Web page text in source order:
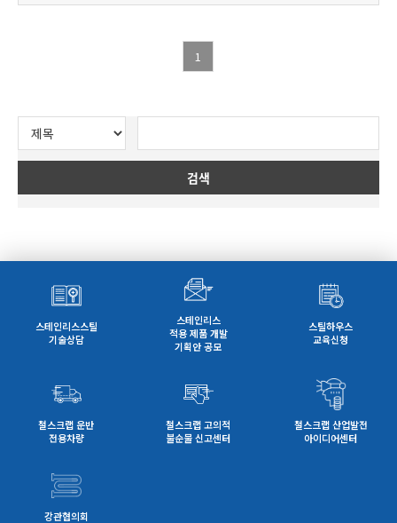
1
검색
스테인리스스틸
기술상담
스테인리스
적용 제품 개발
기획안 공모
스틸하우스
교육신청
철스크랩 운반
전용차량
철스크랩 고의적
불순물 신고센터
철스크랩 산업발전
아이디어센터
강관협의회